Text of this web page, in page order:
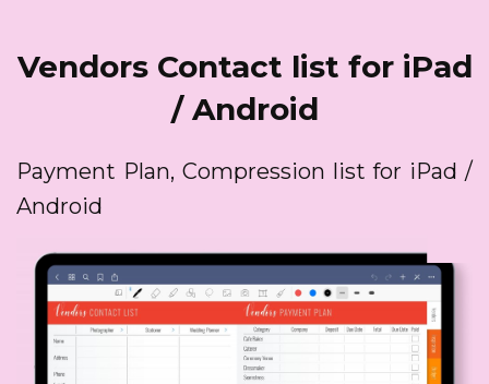
Vendors Contact list for iPad
/ Android
Payment Plan, Compression list for iPad /
Android